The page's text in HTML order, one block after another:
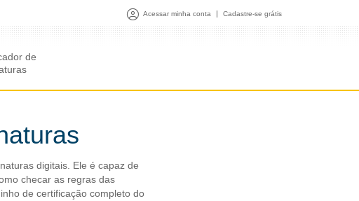
Acessar minha conta Cadastre-se grátis
de
digitais. Ele é capaz de
checar as regras das
de certificação completo do